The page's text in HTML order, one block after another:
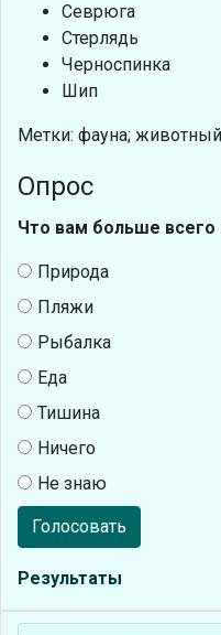
Севрюга
Стерлядь
Черноспинка
Шип
Метки: фауна;
Опрос
Что вам больше всего
Природа
Пляжи
Рыбалка
Еда
Тишина
Ничего
Не знаю
Голосовать
Результаты